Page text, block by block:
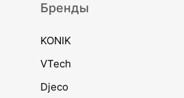
Бренды
KONIK
VTech
Djeco